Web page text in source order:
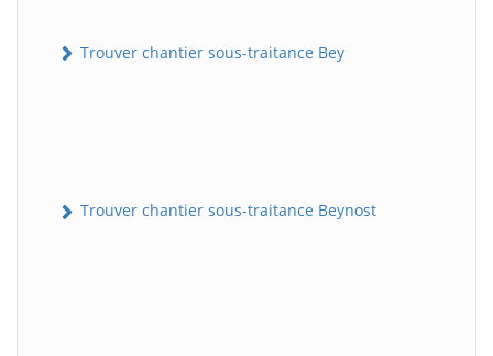
Trouver chantier sous-traitance Bey
Trouver chantier sous-traitance Beynost